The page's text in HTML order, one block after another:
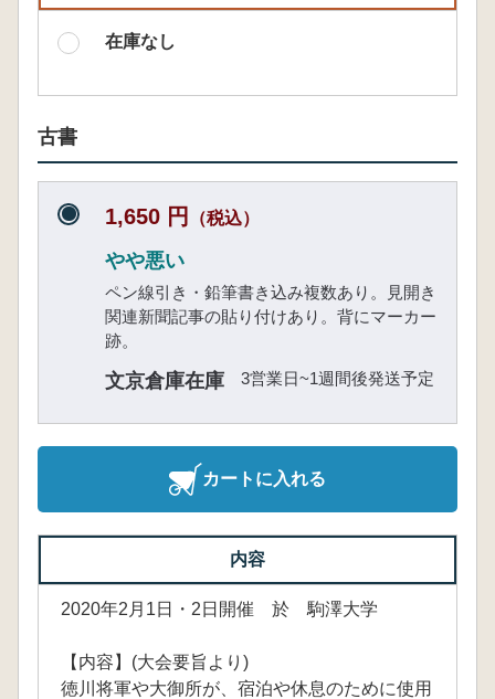
在庫なし
古書
1,650 円 （税込）
やや悪い
ペン線引き・鉛筆書き込み複数あり。見開き
関連新聞記事の貼り付けあり。背にマーカー
跡。
文京倉庫在庫 3営業日~1週間後発送予定
カートに入れる
内容
2020年2月1日・2日開催 於 駒澤大学
【内容】(大会要旨より)
徳川将軍や大御所が、宿泊や休息のために使用